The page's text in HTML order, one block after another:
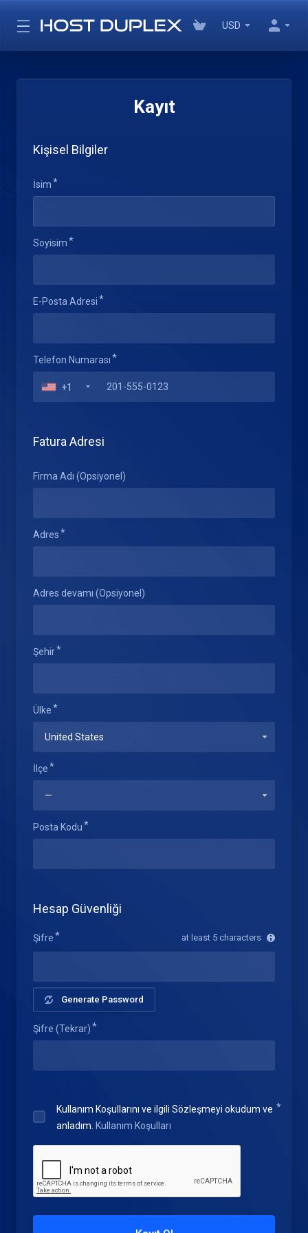
USD
Kayıt
Kişisel Bilgiler
İsim
Soyisim
E-Posta Adresi
Telefon Numarası
+1
Fatura Adresi
Firma Adı (Opsiyonel)
Adres
Adres devamı (Opsiyonel)
Şehir
Ülke
İlçe
Posta Kodu
Hesap Güvenliği
Şifre at least 5 characters
Generate Password
Şifre (Tekrar)
Kullanım Koşullarını ve ilgili Sözleşmeyi okudum ve
anladım. Kullanım Koşulları